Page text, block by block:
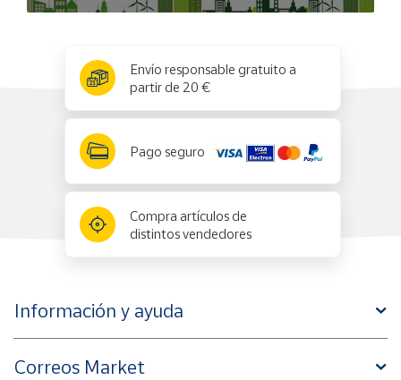
Envío responsable gratuito a
partir de 20 €
Pago seguro
Compra artículos de
distintos vendedores
Información y ayuda
Correos Market